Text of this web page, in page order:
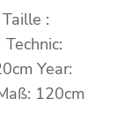
:
Year:
120cm